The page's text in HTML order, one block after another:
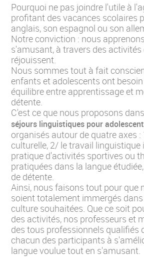
Pourquoi ne pas joindre l'utile à
profitant des vacances scolaires
anglais, son espagnol ou son
Notre conviction : nous
s'amusant, à travers des activités
réjouissent.
Nous sommes tout à fait
enfants et adolescents ont
équilibre entre apprentissage et
détente.
C'est ce que nous proposons
séjours linguistiques pour
organisés autour de quatre axes
culturelle, 2/ le travail linguistique
pratique d'activités sportives ou
pratiquées dans la langue
de détente.
Ainsi, nous faisons tout pour que
soient totalement immergés
culture souhaitées. Que ce soit
des activités, nos professeurs et
des tous professionnels qualifiés
chacun des participants à
langue voulue tout en s'amusant.